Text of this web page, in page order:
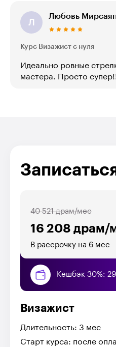
Л
Любовь
Курс Визажист с нуля
Идеально ровные
мастера. Просто
16 208 драм/
40 521 драм/мес
В рассрочку на 6 мес
Кешбэк 30%:
Визажист
Длительность: 3 мес
Старт курса: после